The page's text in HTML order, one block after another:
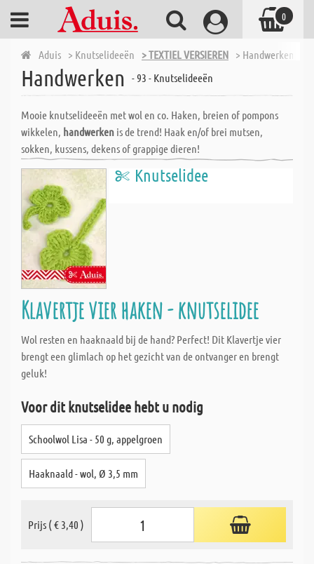
Aduis > Knutselideeën > TEXTIEL VERSIEREN > Handwerken
Handwerken - 93 - Knutselideeën
Mooie knutselideeën met wol en co. Haken, breien of pompons
wikkelen, handwerken is de trend! Haak en/of brei mutsen,
sokken, kussens, dekens of grappige dieren!
Knutselidee
Klavertje vier haken - knutselidee
Wol resten en haaknaald bij de hand? Perfect! Dit Klavertje vier
brengt een glimlach op het gezicht van de ontvanger en brengt
geluk!
Voor dit knutselidee hebt u nodig
Schoolwol Lisa - 50 g, appelgroen
Haaknaald - wol, Ø 3,5 mm
Prijs ( € 3,40 )
0